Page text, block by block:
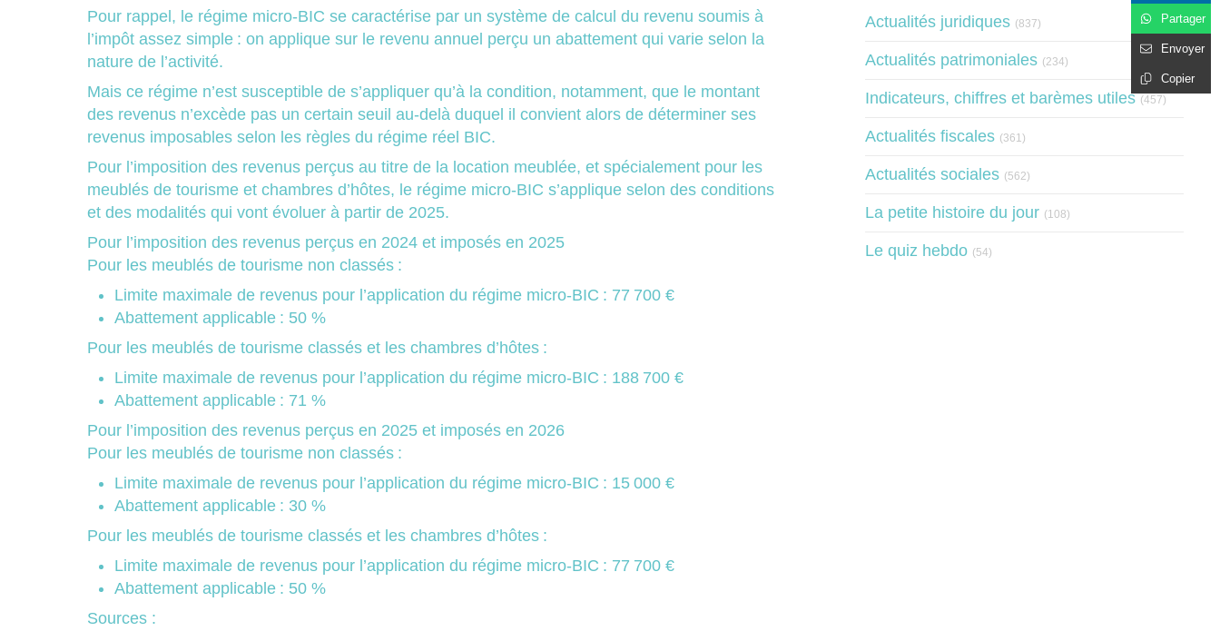
Pour rappel, le régime micro-BIC se caractérise par un système de calcul du revenu soumis à
l’impôt assez simple : on applique sur le revenu annuel perçu un abattement qui varie selon la
nature de l’activité.
Mais ce régime n’est susceptible de s’appliquer qu’à la condition, notamment, que le montant
des revenus n’excède pas un certain seuil au-delà duquel il convient alors de déterminer ses
revenus imposables selon les règles du régime réel BIC.
Pour l’imposition des revenus perçus au titre de la location meublée, et spécialement pour les
meublés de tourisme et chambres d’hôtes, le régime micro-BIC s’applique selon des conditions
et des modalités qui vont évoluer à partir de 2025.
Pour l’imposition des revenus perçus en 2024 et imposés en 2025
Pour les meublés de tourisme non classés :
Limite maximale de revenus pour l’application du régime micro-BIC : 77 700 €
Abattement applicable : 50 %
Pour les meublés de tourisme classés et les chambres d’hôtes :
Limite maximale de revenus pour l’application du régime micro-BIC : 188 700 €
Abattement applicable : 71 %
Pour l’imposition des revenus perçus en 2025 et imposés en 2026
Pour les meublés de tourisme non classés :
Limite maximale de revenus pour l’application du régime micro-BIC : 15 000 €
Abattement applicable : 30 %
Pour les meublés de tourisme classés et les chambres d’hôtes :
Limite maximale de revenus pour l’application du régime micro-BIC : 77 700 €
Abattement applicable : 50 %
Sources :
Partager
Envoyer
Copier
Actualités juridiques (837)
Actualités patrimoniales (234)
Indicateurs, chiffres et barèmes utiles (457)
Actualités fiscales (361)
Actualités sociales (562)
La petite histoire du jour (108)
Le quiz hebdo (54)